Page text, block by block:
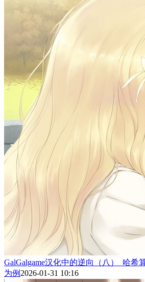
GalGalgame汉化中的逆向（八）_哈希
为例 2026-01-31 10:16